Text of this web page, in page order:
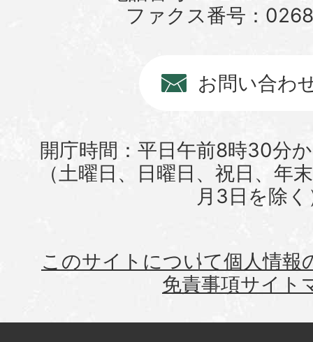
ファクス番号：
お問い合わ
開庁時間：平日午前8時30分
（土曜日、日曜日、祝日、年
月3日を除く
このサイトについて個人情報
免責事項サイト